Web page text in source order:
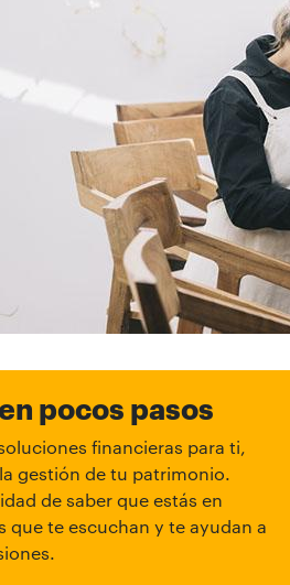
pocos pasos
financieras para ti,
gestión de tu patrimonio.
de saber que estás en
que te escuchan y te ayudan a